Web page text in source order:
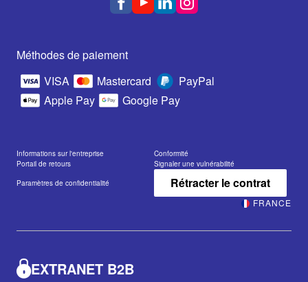
Méthodes de paiement
VISA
Mastercard
PayPal
Apple Pay
Google Pay
Informations sur l'entreprise
Conformité
Portail de retours
Signaler une vulnérabilité
Paramètres de confidentialité
Rétracter le contrat
FRANCE
EXTRANET B2B